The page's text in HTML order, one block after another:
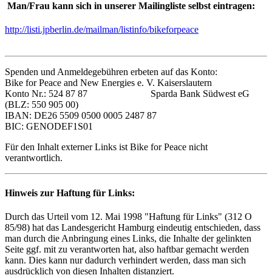
Man/Frau kann sich in unserer Mailingliste selbst eintragen:
http://listi.jpberlin.de/mailman/listinfo/bikeforpeace
Spenden und Anmeldegebühren erbeten auf das Konto:
Bike for Peace and New Energies e. V. Kaiserslautern
Konto Nr.: 524 87 87 Sparda Bank Südwest eG
(BLZ: 550 905 00)
IBAN: DE26 5509 0500 0005 2487 87
BIC: GENODEF1S01
Für den Inhalt externer Links ist Bike for Peace nicht
verantwortlich.
Hinweis zur Haftung für Links:
Durch das Urteil vom 12. Mai 1998 "Haftung für Links" (312 O
85/98) hat das Landesgericht Hamburg eindeutig entschieden, dass
man durch die Anbringung eines Links, die Inhalte der gelinkten
Seite ggf. mit zu verantworten hat, also haftbar gemacht werden
kann. Dies kann nur dadurch verhindert werden, dass man sich
ausdrücklich von diesen Inhalten distanziert.